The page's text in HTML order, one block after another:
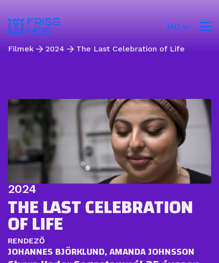
HU
Filmek 2024 The Last Celebration of Life
2024
THE LAST CELEBRATION
OF LIFE
RENDEZŐ
JOHANNES BJÖRKLUND, AMANDA JOHNSSON